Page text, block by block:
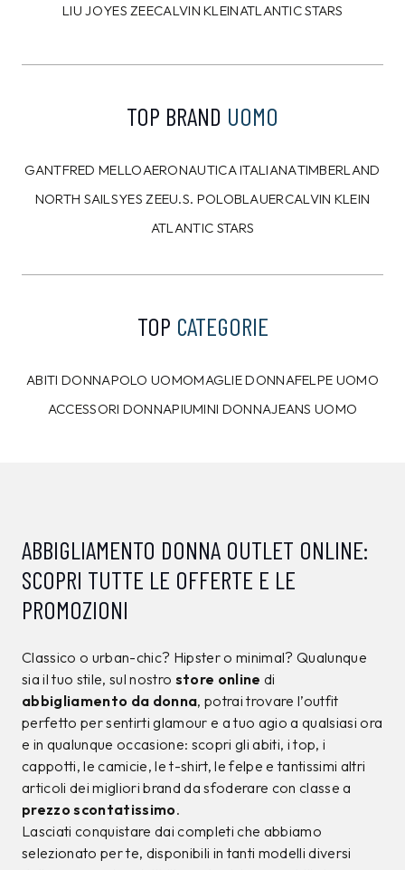
LIU JOYES ZEECALVIN KLEINATLANTIC STARS
TOP BRAND UOMO
GANTFRED MELLOAERONAUTICA ITALIANATIMBERLAND
NORTH SAILSYES ZEEU.S. POLOBLAUERCALVIN KLEIN
ATLANTIC STARS
TOP CATEGORIE
ABITI DONNAPOLO UOMOMAGLIE DONNAFELPE UOMO
ACCESSORI DONNAPIUMINI DONNAJEANS UOMO
ABBIGLIAMENTO DONNA OUTLET ONLINE:
SCOPRI TUTTE LE OFFERTE E LE
PROMOZIONI
Classico o urban-chic? Hipster o minimal? Qualunque
sia il tuo stile, sul nostro store online di
abbigliamento da donna, potrai trovare l’outfit
perfetto per sentirti glamour e a tuo agio a qualsiasi ora
e in qualunque occasione: scopri gli abiti, i top, i
cappotti, le camicie, le t-shirt, le felpe e tantissimi altri
articoli dei migliori brand da sfoderare con classe a
prezzo scontatissimo.
Lasciati conquistare dai completi che abbiamo
selezionato per te, disponibili in tanti modelli diversi